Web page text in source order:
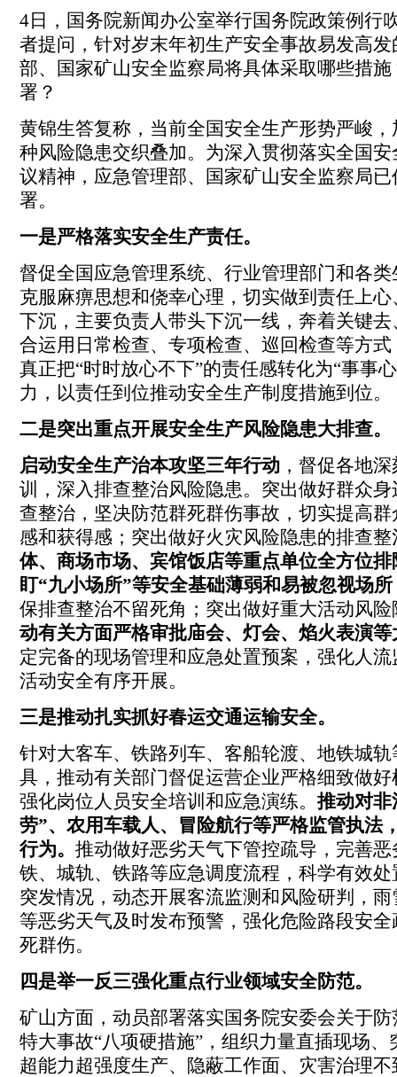
4日，国务院新闻办公室举行国务院政策例行
者提问，针对岁末年初生产安全事故易发高
部、国家矿山安全监察局将具体采取哪些措
署？
黄锦生答复称，当前全国安全生产形势严峻
种风险隐患交织叠加。为深入贯彻落实全国
议精神，应急管理部、国家矿山安全监察局
署。
一是严格落实安全生产责任。
督促全国应急管理系统、行业管理部门和各
克服麻痹思想和侥幸心理，切实做到责任上
下沉，主要负责人带头下沉一线，奔着关键
合运用日常检查、专项检查、巡回检查等方
真正把“时时放心不下”的责任感转化为“事事
力，以责任到位推动安全生产制度措施到位。
二是突出重点开展安全生产风险隐患大排查。
启动安全生产治本攻坚三年行动 ，督促各地
训，深入排查整治风险隐患。突出做好群众
查整治，坚决防范群死群伤事故，切实提高
感和获得感；突出做好火灾风险隐患的排查整
体、商场市场、宾馆饭店等重点单位全方位
盯“九小场所”等安全基础薄弱和易被忽视场所
保排查整治不留死角；突出做好重大活动风
动有关方面严格审批庙会、灯会、焰火表演
定完备的现场管理和应急处置预案，强化人
活动安全有序开展。
三是推动扎实抓好春运交通运输安全。
针对大客车、铁路列车、客船轮渡、地铁城
具，推动有关部门督促运营企业严格细致做
强化岗位人员安全培训和应急演练。 推动对非
劳”、农用车载人、冒险航行等严格监管执法
行为。 推动做好恶劣天气下管控疏导，完善
铁、城轨、铁路等应急调度流程，科学有效
突发情况，动态开展客流监测和风险研判，
等恶劣天气及时发布预警，强化危险路段安
死群伤。
四是举一反三强化重点行业领域安全防范。
矿山方面，动员部署落实国务院安委会关于
特大事故“八项硬措施”，组织力量直插现场
超能力超强度生产、隐蔽工作面、灾害治理